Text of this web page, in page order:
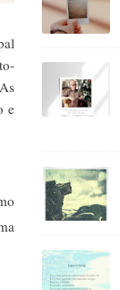
e